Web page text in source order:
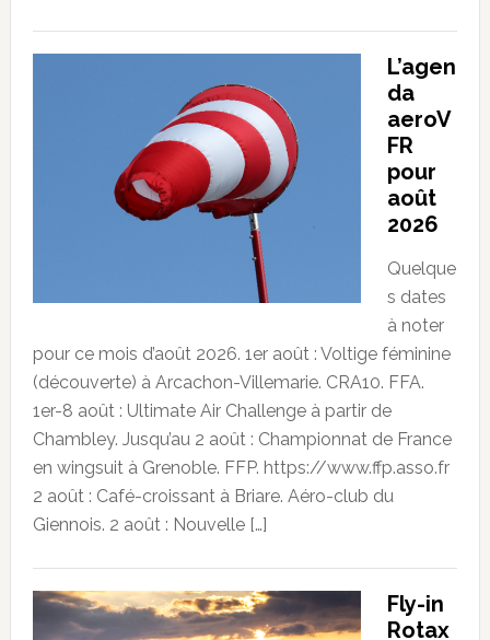
L’agen
da
aeroV
FR
pour
août
2026
Quelque
s dates
à noter
pour ce mois d’août 2026. 1er août : Voltige féminine
(découverte) à Arcachon-Villemarie. CRA10. FFA.
1er-8 août : Ultimate Air Challenge à partir de
Chambley. Jusqu’au 2 août : Championnat de France
en wingsuit à Grenoble. FFP. https://www.ffp.asso.fr
2 août : Café-croissant à Briare. Aéro-club du
Giennois. 2 août : Nouvelle […]
Fly-in
Rotax